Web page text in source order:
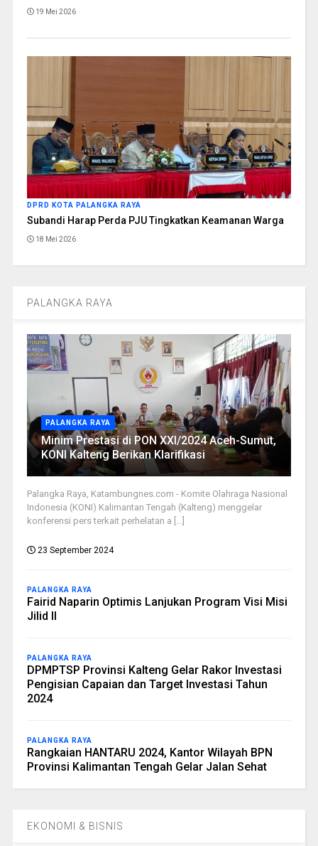
19 Mei 2026
DPRD KOTA PALANGKA RAYA
Subandi Harap Perda PJU Tingkatkan Keamanan Warga
18 Mei 2026
PALANGKA RAYA
PALANGKA RAYA
Minim Prestasi di PON XXI/2024 Aceh-Sumut,
KONI Kalteng Berikan Klarifikasi
Palangka Raya, Katambungnes.com - Komite Olahraga Nasional
Indonesia (KONI) Kalimantan Tengah (Kalteng) menggelar
konferensi pers terkait perhelatan a [...]
23 September 2024
PALANGKA RAYA
Fairid Naparin Optimis Lanjukan Program Visi Misi
Jilid II
PALANGKA RAYA
DPMPTSP Provinsi Kalteng Gelar Rakor Investasi
Pengisian Capaian dan Target Investasi Tahun
2024
PALANGKA RAYA
Rangkaian HANTARU 2024, Kantor Wilayah BPN
Provinsi Kalimantan Tengah Gelar Jalan Sehat
EKONOMI & BISNIS